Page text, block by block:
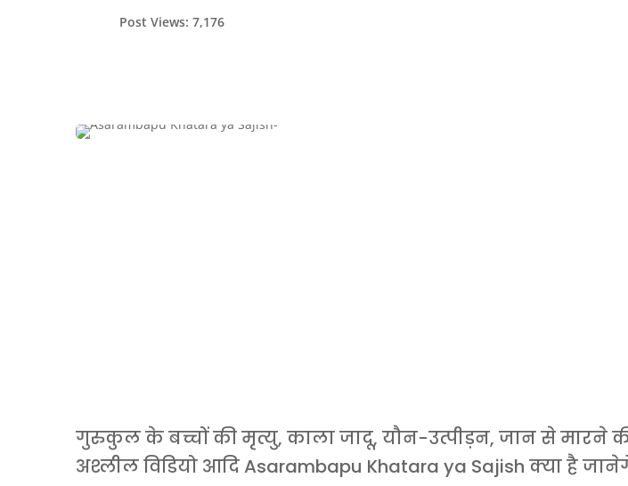
Post Views: 7,176
गुरुकुल के बच्चों की मृत्यु, काला जादू, यौन-उत्पीड़न, जान से मारने
अश्लील विडियो आदि Asarambapu Khatara ya Sajish क्या है